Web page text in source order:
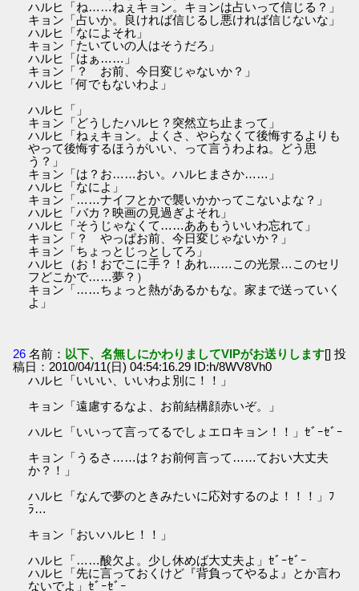
ハルヒ「ね……ねぇキョン。キョンは占いって信じる？」
キョン「占いか。良ければ信じるし悪ければ信じないな」
ハルヒ「なによそれ」
キョン「たいていの人はそうだろ」
ハルヒ「はぁ……」
キョン「？ お前、今日変じゃないか？」
ハルヒ「何でもないわよ」
ハルヒ「」
キョン「どうしたハルヒ？突然立ち止まって」
ハルヒ「ねぇキョン。よくさ、やらなくて後悔するよりも
やって後悔するほうがいい、って言うわよね。どう思
う？」
キョン「は？お……おい。ハルヒまさか……」
ハルヒ「なによ」
キョン「……ナイフとかで襲いかかってこないよな？」
ハルヒ「バカ？映画の見過ぎよそれ」
ハルヒ「そうじゃなくて……ああもういいわ忘れて」
キョン「？ やっぱお前、今日変じゃないか？」
キョン「ちょっとじっとしてろ」
ハルヒ（お！おでこに手？！あれ……この光景…このセリ
フどこかで……夢？）
キョン「……ちょっと熱があるかもな。家まで送っていく
よ」
26 名前： 以下、名無しにかわりましてVIPがお送りします[] 投
稿日：2010/04/11(日) 04:54:16.29 ID:h/8WV8Vh0
ハルヒ「いいい、いいわよ別に！！」
キョン「遠慮するなよ、お前結構顔赤いぞ。」
ハルヒ「いいって言ってるでしょエロキョン！！」ｾﾞｰｾﾞｰ
キョン「うるさ……は？お前何言って……ておい大丈夫
か？！」
ハルヒ「なんで夢のときみたいに応対するのよ！！！」ﾌ
ﾗ…
キョン「おいハルヒ！！」
ハルヒ「……酸欠よ。少し休めば大丈夫よ」ｾﾞｰｾﾞｰ
ハルヒ「先に言っておくけど『背負ってやるよ』とか言わ
ないでよ」ｾﾞｰｾﾞｰ